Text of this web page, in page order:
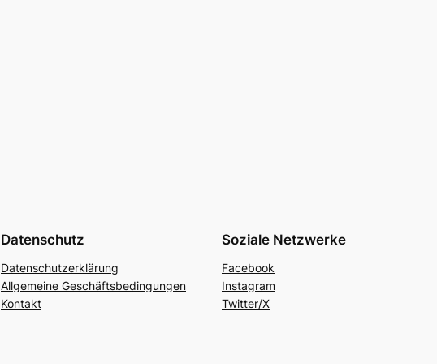
Datenschutz
Datenschutzerklärung
Allgemeine Geschäftsbedingungen
Kontakt
Soziale Netzwerke
Facebook
Instagram
Twitter/X